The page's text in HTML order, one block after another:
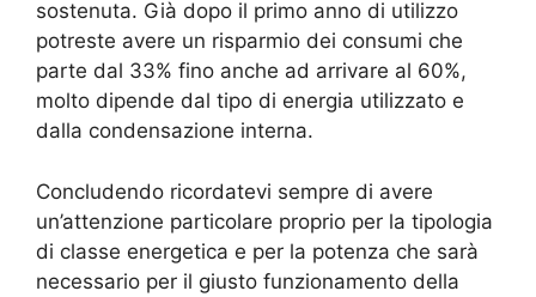
sostenuta. Già dopo il primo anno di utilizzo
potreste avere un risparmio dei consumi che
parte dal 33% fino anche ad arrivare al 60%,
molto dipende dal tipo di energia utilizzato e
dalla condensazione interna.
Concludendo ricordatevi sempre di avere
un’attenzione particolare proprio per la tipologia
di classe energetica e per la potenza che sarà
necessario per il giusto funzionamento della